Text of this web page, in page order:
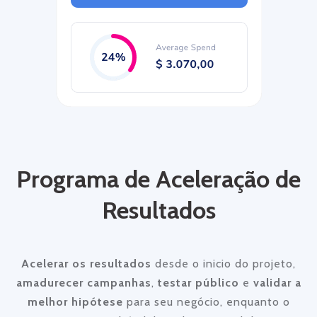
Programa de Aceleração de
Resultados
Acelerar os resultados desde o inicio do projeto,
amadurecer campanhas, testar público e validar a
melhor hipótese para seu negócio, enquanto o